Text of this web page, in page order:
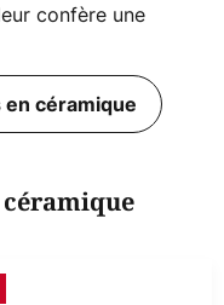
confère une
céramique